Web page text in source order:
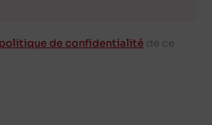
politique de confidentialité de ce